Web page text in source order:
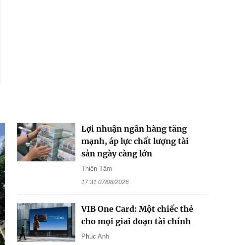
Lợi nhuận ngân hàng tăng
mạnh, áp lực chất lượng tài
sản ngày càng lớn
Thiên Tâm
17:31 07/08/2026
VIB One Card: Một chiếc thẻ
cho mọi giai đoạn tài chính
Phúc Anh